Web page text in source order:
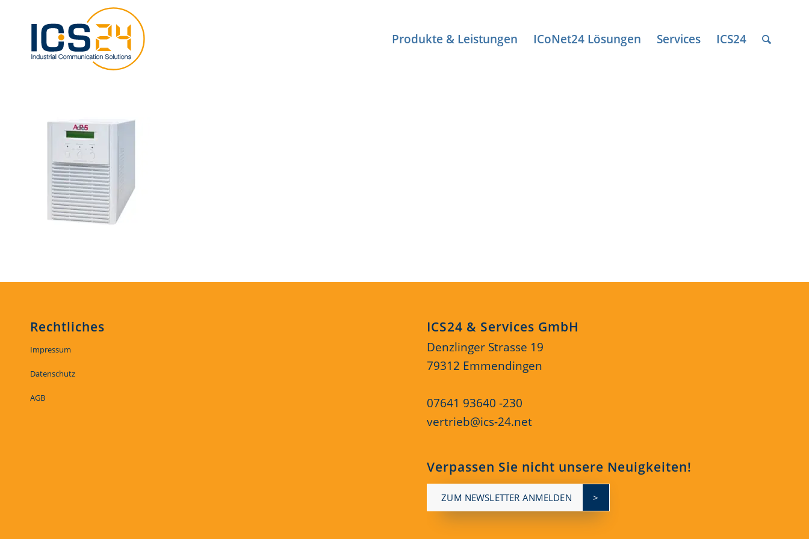
Produkte & Leistungen ICoNet24 Lösungen Services ICS24
Rechtliches
Impressum
Datenschutz
AGB
ICS24 & Services GmbH
Denzlinger Strasse 19
79312 Emmendingen
07641 93640 -230
vertrieb@ics-24.net
Verpassen Sie nicht unsere Neuigkeiten!
ZUM NEWSLETTER ANMELDEN